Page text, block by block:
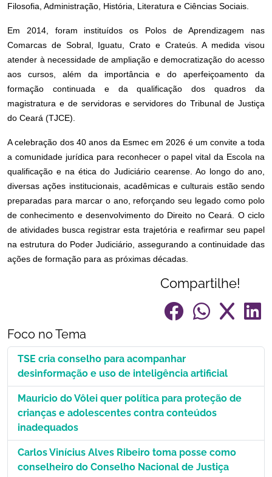
Filosofia, Administração, História, Literatura e Ciências Sociais.
Em 2014, foram instituídos os Polos de Aprendizagem nas
Comarcas de Sobral, Iguatu, Crato e Crateús. A medida visou
atender à necessidade de ampliação e democratização do acesso
aos cursos, além da importância e do aperfeiçoamento da
formação continuada e da qualificação dos quadros da
magistratura e de servidoras e servidores do Tribunal de Justiça
do Ceará (TJCE).
A celebração dos 40 anos da Esmec em 2026 é um convite a toda
a comunidade jurídica para reconhecer o papel vital da Escola na
qualificação e na ética do Judiciário cearense. Ao longo do ano,
diversas ações institucionais, acadêmicas e culturais estão sendo
preparadas para marcar o ano, reforçando seu legado como polo
de conhecimento e desenvolvimento do Direito no Ceará. O ciclo
de atividades busca registrar esta trajetória e reafirmar seu papel
na estrutura do Poder Judiciário, assegurando a continuidade das
ações de formação para as próximas décadas.
Compartilhe!
Foco no Tema
TSE cria conselho para acompanhar
desinformação e uso de inteligência artificial
Mauricio do Vôlei quer política para proteção de
crianças e adolescentes contra conteúdos
inadequados
Carlos Vinícius Alves Ribeiro toma posse como
conselheiro do Conselho Nacional de Justiça